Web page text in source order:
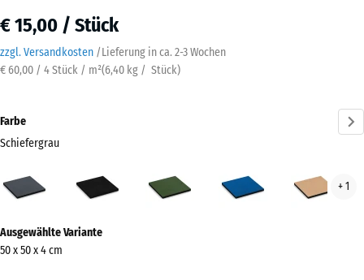
€ 15,00 / Stück
zzgl. Versandkosten /Lieferung in ca. 2-3 Wochen
€ 60,00 / 4 Stück / m²(6,40 kg / Stück)
Farbe
Schiefergrau
(active)
+ 1
Informationen
zu
Ausgewählte Variante
50 x 50 x 4 cm